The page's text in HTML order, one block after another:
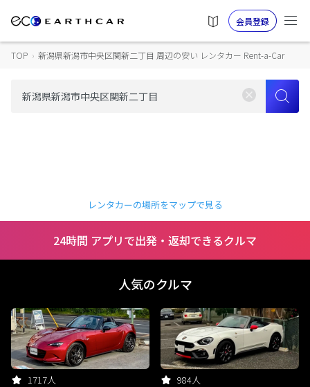
会員登録
TOP › 新潟県新潟市中央区関新二丁目 周辺の安い レンタカー Rent-a-Car
レンタカーの場所をマップで見る
24時間 アプリで出発・返却できるクルマ
人気のクルマ
1717人 984人